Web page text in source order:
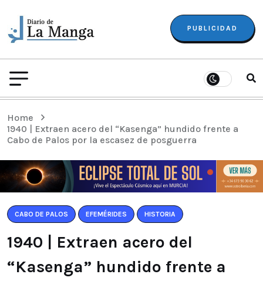
PUBLICIDAD
Home
1940 | Extraen acero del “Kasenga” hundido frente a
Cabo de Palos por la escasez de posguerra
CABO DE PALOS EFEMÉRIDES HISTORIA
1940 | Extraen acero del
“Kasenga” hundido frente a